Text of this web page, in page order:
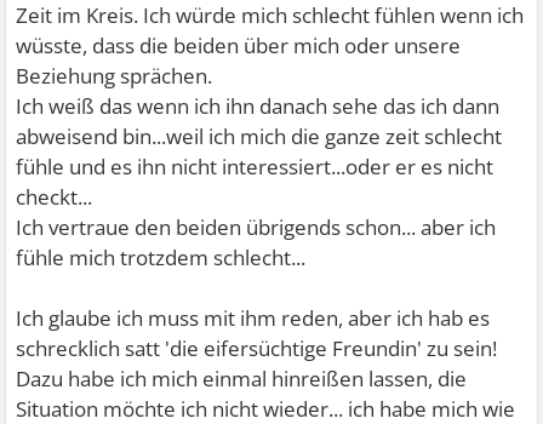
Zeit im Kreis. Ich würde mich schlecht fühlen wenn ich
wüsste, dass die beiden über mich oder unsere
Beziehung sprächen.
Ich weiß das wenn ich ihn danach sehe das ich dann
abweisend bin...weil ich mich die ganze zeit schlecht
fühle und es ihn nicht interessiert...oder er es nicht
checkt...
Ich vertraue den beiden übrigends schon... aber ich
fühle mich trotzdem schlecht...
Ich glaube ich muss mit ihm reden, aber ich hab es
schrecklich satt 'die eifersüchtige Freundin' zu sein!
Dazu habe ich mich einmal hinreißen lassen, die
Situation möchte ich nicht wieder... ich habe mich wie